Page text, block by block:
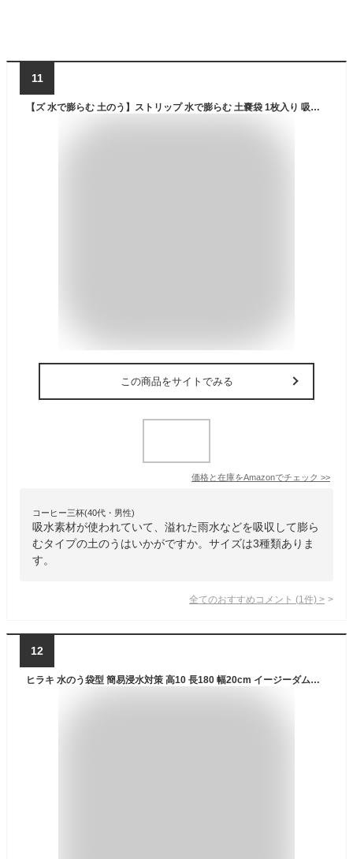
11
【ズ 水で膨らむ 土のう】ストリップ 水で膨らむ 土嚢袋 1枚入り 吸水台風対策 シャッター 吸水後重量約20kg 25x100cm, 25x120cm, 25x150cm 洪水 対策 土砂不要 浸水対策カバー防災グッズ どのう袋 すいのう袋 水害 土嚢 防災 災害 どのう袋 水 大雨 台風 浸水 災害対策 便利グッズ 工事現場, (25x150cm)
この商品をサイトでみる
価格と在庫をAmazonでチェック >>
コーヒー三杯(40代・男性)
吸水素材が使われていて、溢れた雨水などを吸収して膨ら
むタイプの土のうはいかがですか。サイズは3種類ありま
す。
全てのおすすめコメント (1 件) >
12
ヒラキ 水のう袋型 簡易浸水対策 高10 長180 幅20cm イージーダム【簡単 早い 水のう 土不要 土のう 土嚢 砂袋 の代わり 災害 水害 浸水 対策 防災 水 止め 止水 漏水 雨水侵入 防災用品 防災グッズ ゲリラ豪雨 台風対策】【おしゃれ おすすめ】[CB99]